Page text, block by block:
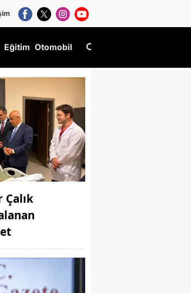
Eğitim Otomobil
Çalık